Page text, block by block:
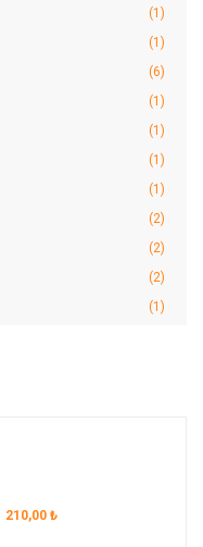
(3)
(3)
(1)
(3)
(1)
(1)
(6)
(1)
(1)
(1)
(1)
(2)
(2)
(2)
(1)
210,00 ₺